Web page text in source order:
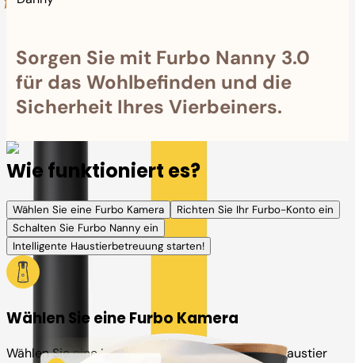
Sorgen Sie mit Furbo Nanny 3.0
für das Wohlbefinden und die
Sicherheit Ihres Vierbeiners.
Wie funktioniert es?
Wählen Sie eine Furbo Kamera
Richten Sie Ihr Furbo-Konto ein
Schalten Sie Furbo Nanny ein
Intelligente Haustierbetreuung starten!
Wählen Sie eine Furbo Kamera
Wählen Sie eine Kamera oder einen Plan für Ihr Haustier